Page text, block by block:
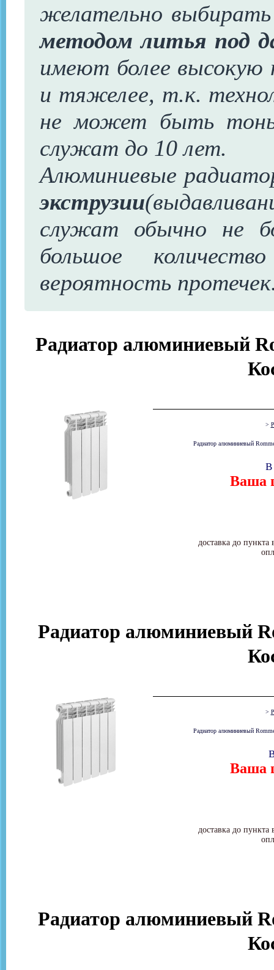
желательно
методом литья под
имеют более
и тяжелее, т.к.
не может быть
служат до 10 лет.
Алюминиевые
экструзии
служат обычно не
большое
вероятность
Радиатор алюминиевый
>
Радиатор алюминиевый
Ваша
доставка до
В
Радиатор алюминиевый
>
Радиатор алюминиевый
Ваша
доставка до
Радиатор алюминиевый